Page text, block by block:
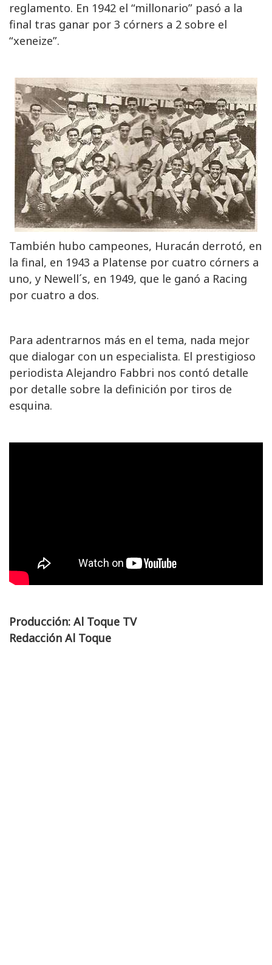
reglamento. En 1942 el “millonario” pasó a la
final tras ganar por 3 córners a 2 sobre el
“xeneize”.
También hubo campeones, Huracán derrotó, en
la final, en 1943 a Platense por cuatro córners a
uno, y Newell´s, en 1949, que le ganó a Racing
por cuatro a dos.
Para adentrarnos más en el tema, nada mejor
que dialogar con un especialista. El prestigioso
periodista Alejandro Fabbri nos contó detalle
por detalle sobre la definición por tiros de
esquina.
Producción: Al Toque TV
Redacción Al Toque